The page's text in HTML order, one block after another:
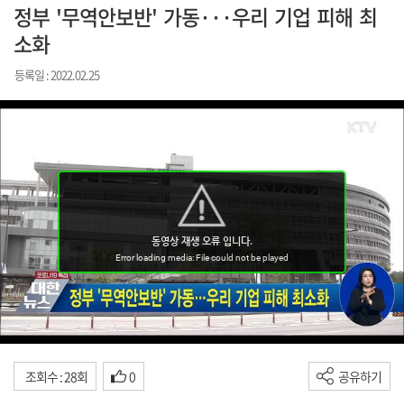
정부 '무역안보반' 가동···우리 기업 피해 최
소화
등록일 : 2022.02.25
조회수 : 28회 0 공유하기